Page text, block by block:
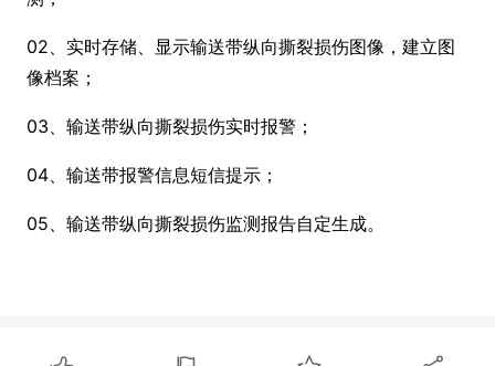
02、实时存储、显示输送带纵向撕裂损伤图像，建立图
像档案；
03、输送带纵向撕裂损伤实时报警；
04、输送带报警信息短信提示；
05、输送带纵向撕裂损伤监测报告自定生成。